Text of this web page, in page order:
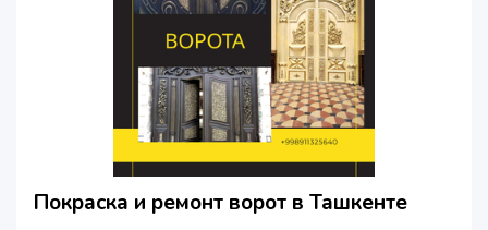
Покраска и ремонт ворот в Ташкенте